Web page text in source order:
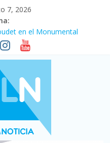
7, 2026
en el Monumental
alto en dos décadas y ya
Fe
kioscos: el sector
y consumo
por el país, un 5,9%
en julio: bajó un 12,6%